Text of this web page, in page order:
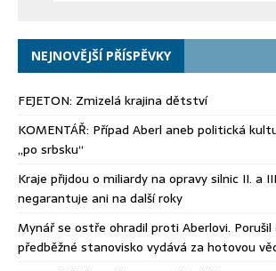
NEJNOVĚJŠÍ PŘÍSPĚVKY
FEJETON: Zmizelá krajina dětství
KOMENTÁŘ: Případ Aberl aneb politická
„po srbsku“
Kraje přijdou o miliardy na opravy silnic II. a
negarantuje ani na další roky
Mynář se ostře ohradil proti Aberlovi. Porušil
předběžné stanovisko vydává za hotovou